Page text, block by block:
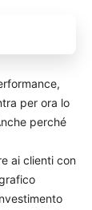
per ora lo
perché
ai clienti con